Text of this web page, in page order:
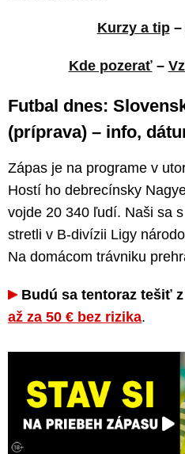
Kurzy a tip–
Kde pozerať–
Futbal dnes:
(príprava) – info,
Zápas je na programe v
Hostí ho debrecínsky
vojde 20 340 ľudí. Naši sa
stretli v B-divízii Ligy
Na domácom trávniku
Budú sa tentoraz tešiť
až za 50 € bez rizika.